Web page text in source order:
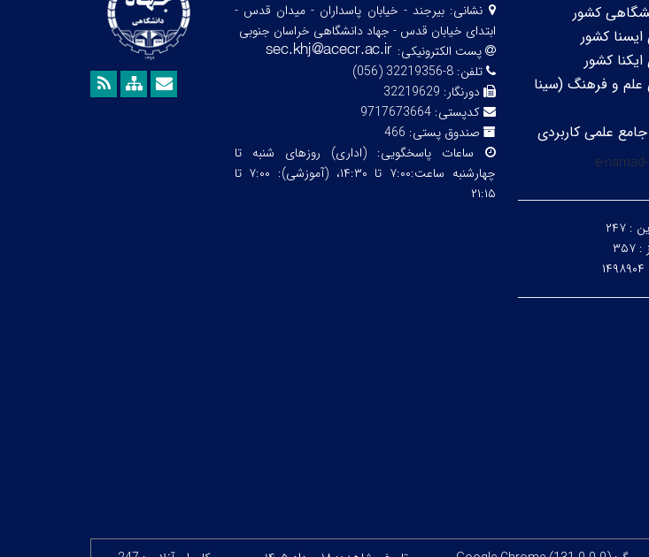
کشور
ایسنا کشور
ایکنا کشور
علم و فرهنگ (سینا
علمی کاربردی
: ۲۴۷
: ۳۵۷
۱۴۹۸۹۰۴
نشانی: بیرجند - خیابان پاسداران - میدان قدس -
ابتدای خیابان قدس - جهاد دانشگاهی خراسان جنوبی
پست الکترونیکی:
تلفن:8-32219356 (056)
دورنگار: 32219629
کدپستی:9717673664
صندوق پستی: 466
ساعات پاسخگویی: (اداری) روزهای شنبه تا
چهارشنبه ساعت:۷:۰۰ تا ۱۴:۳۰، (آموزشی): ۷:۰۰ تا
۲۱:۱۵